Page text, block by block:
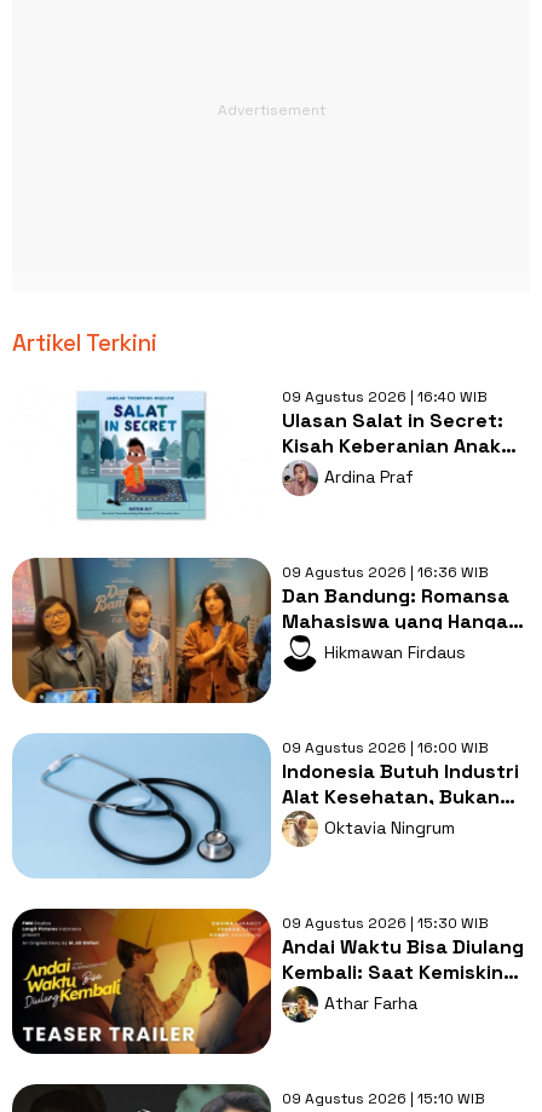
Artikel Terkini
09 Agustus 2026 | 16:40 WIB
Ulasan Salat in Secret:
Kisah Keberanian Anak
Muslim yang
Menginspirasi
Ardina Praf
09 Agustus 2026 | 16:36 WIB
Dan Bandung: Romansa
Mahasiswa yang Hangat
dengan Bumbu
Persahabatan yang
Hikmawan Firdaus
09 Agustus 2026 | 16:00 WIB
Indonesia Butuh Industri
Alat Kesehatan, Bukan
Sekadar Pasar Impor
Oktavia Ningrum
09 Agustus 2026 | 15:30 WIB
Andai Waktu Bisa Diulang
Kembali: Saat Kemiskinan
Merampas Kebebasan
Cinta
Athar Farha
09 Agustus 2026 | 15:10 WIB